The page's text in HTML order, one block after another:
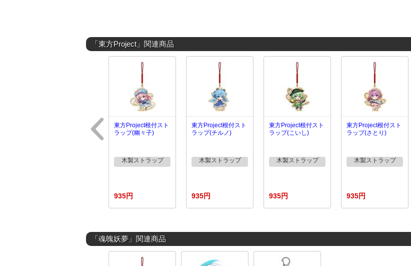
「東方Project」関連商品
東方Project根付スト
ラップ(幽々子)
木製ストラップ
935円
東方Project根付スト
ラップ(チルノ)
木製ストラップ
935円
東方Project根付スト
ラップ(こいし)
木製ストラップ
935円
東方Project根付スト
ラップ(さとり)
木製ストラップ
935円
「魂魄妖夢」関連商品